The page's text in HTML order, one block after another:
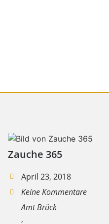
Zauche 365
April 23, 2018
Keine Kommentare
Amt Brück
,